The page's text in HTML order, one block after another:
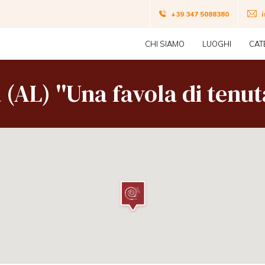
''Una favola di
top
+39 347 5088380
Navigazione
principale
CHI SIAMO LUOGHI